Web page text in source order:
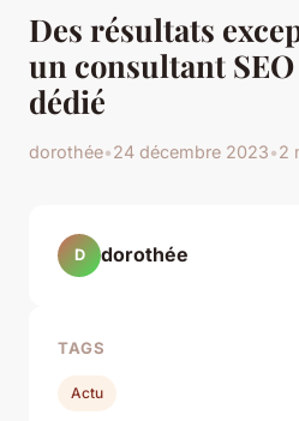
Des résultats
un consultant
dédié
dorothée•24 décembre 2023•2
D dorothée
TAGS
Actu